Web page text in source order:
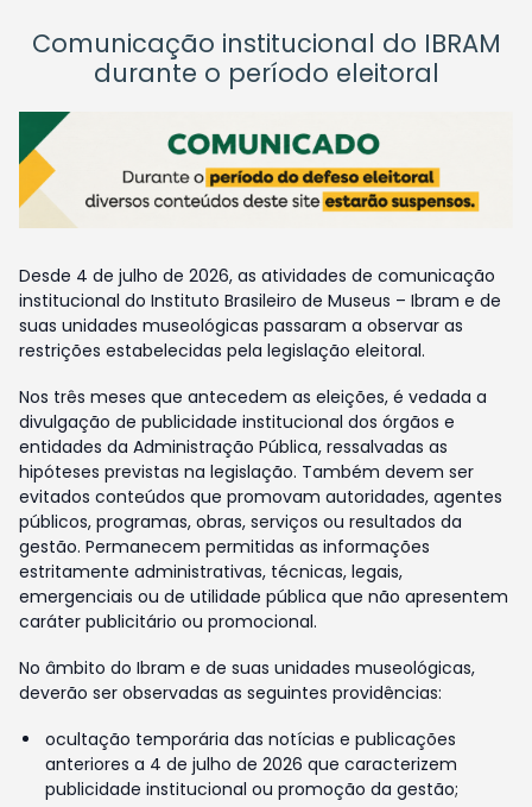
Comunicação institucional do IBRAM
durante o período eleitoral
Desde 4 de julho de 2026, as atividades de comunicação
institucional do Instituto Brasileiro de Museus – Ibram e de
suas unidades museológicas passaram a observar as
restrições estabelecidas pela legislação eleitoral.
Nos três meses que antecedem as eleições, é vedada a
divulgação de publicidade institucional dos órgãos e
entidades da Administração Pública, ressalvadas as
hipóteses previstas na legislação. Também devem ser
evitados conteúdos que promovam autoridades, agentes
públicos, programas, obras, serviços ou resultados da
gestão. Permanecem permitidas as informações
estritamente administrativas, técnicas, legais,
emergenciais ou de utilidade pública que não apresentem
caráter publicitário ou promocional.
No âmbito do Ibram e de suas unidades museológicas,
deverão ser observadas as seguintes providências:
ocultação temporária das notícias e publicações
anteriores a 4 de julho de 2026 que caracterizem
publicidade institucional ou promoção da gestão;